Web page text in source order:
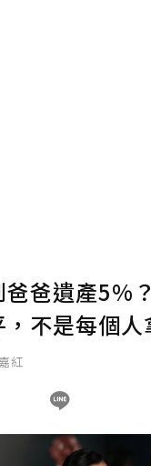
爸遺產5%
不是每個人
紅